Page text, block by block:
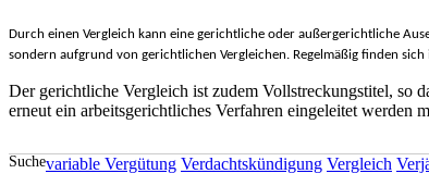
Durch einen Vergleich kann eine gerichtliche oder außergerichtliche
sondern aufgrund von gerichtlichen Vergleichen. Regelmäßig finden
Der gerichtliche Vergleich ist zudem Vollstreckungstitel, so
erneut ein arbeitsgerichtliches Verfahren eingeleitet werden
Suchevariable Vergütung Verdachtskündigung Vergleich